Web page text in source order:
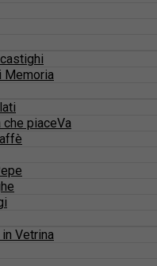
Memoria
che piaceVa
Vetrina